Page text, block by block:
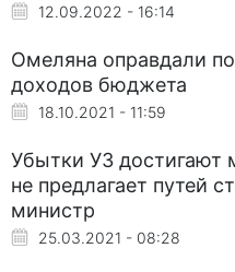
12.09.2022 - 16:14
Омеляна оправдали
доходов бюджета
18.10.2021 - 11:59
Убытки УЗ достигают
не предлагает путей
министр
25.03.2021 - 08:28